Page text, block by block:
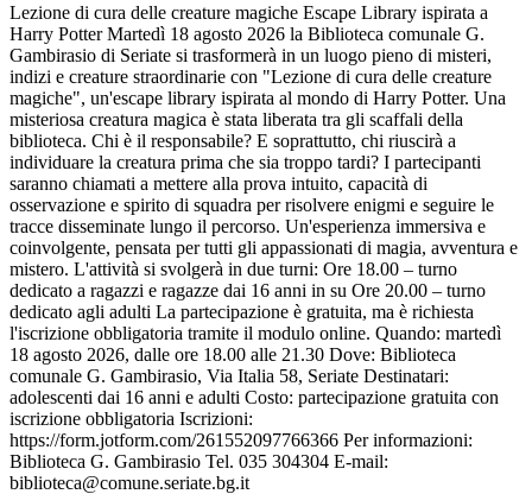
Lezione di cura delle creature magiche Escape Library ispirata a
Harry Potter Martedì 18 agosto 2026 la Biblioteca comunale G.
Gambirasio di Seriate si trasformerà in un luogo pieno di misteri,
indizi e creature straordinarie con "Lezione di cura delle creature
magiche", un'escape library ispirata al mondo di Harry Potter. Una
misteriosa creatura magica è stata liberata tra gli scaffali della
biblioteca. Chi è il responsabile? E soprattutto, chi riuscirà a
individuare la creatura prima che sia troppo tardi? I partecipanti
saranno chiamati a mettere alla prova intuito, capacità di
osservazione e spirito di squadra per risolvere enigmi e seguire le
tracce disseminate lungo il percorso. Un'esperienza immersiva e
coinvolgente, pensata per tutti gli appassionati di magia, avventura e
mistero. L'attività si svolgerà in due turni: Ore 18.00 – turno
dedicato a ragazzi e ragazze dai 16 anni in su Ore 20.00 – turno
dedicato agli adulti La partecipazione è gratuita, ma è richiesta
l'iscrizione obbligatoria tramite il modulo online. Quando: martedì
18 agosto 2026, dalle ore 18.00 alle 21.30 Dove: Biblioteca
comunale G. Gambirasio, Via Italia 58, Seriate Destinatari:
adolescenti dai 16 anni e adulti Costo: partecipazione gratuita con
iscrizione obbligatoria Iscrizioni:
https://form.jotform.com/261552097766366 Per informazioni:
Biblioteca G. Gambirasio Tel. 035 304304 E-mail:
biblioteca@comune.seriate.bg.it